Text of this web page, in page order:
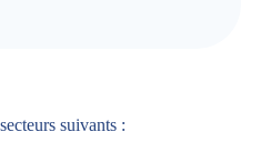
suivants :